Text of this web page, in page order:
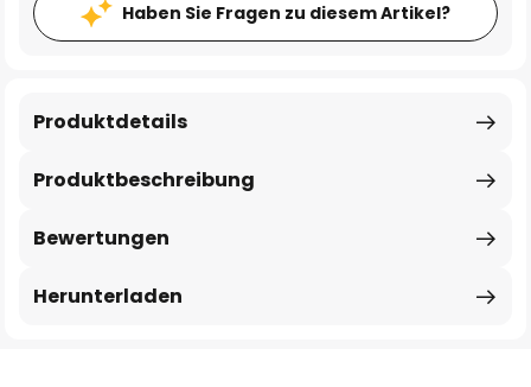
Haben Sie Fragen zu diesem Artikel?
Produktbeschreibung
Produktdetails
Bewertungen
Herunterladen